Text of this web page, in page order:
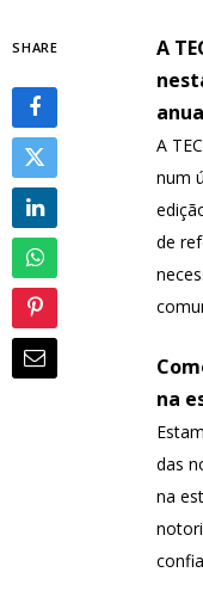
SHARE
A
A
num
de
na
das
na